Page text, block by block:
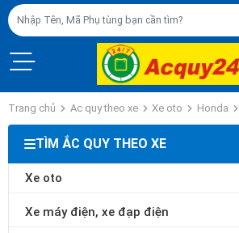
Trang chủ Ac quy theo xe Xe oto Honda
TÌM ẮC QUY THEO XE
Xe oto
Xe máy điện, xe đạp điện